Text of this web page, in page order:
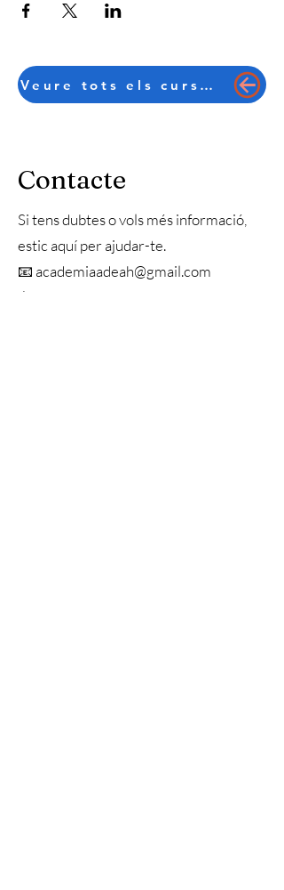
Veure tots els cursos en català
Contacte
Si tens dubtes o vols més informació,
estic aquí per ajudar-te.
📧 academiaadeah@gmail.com
📱 611 52 15 06